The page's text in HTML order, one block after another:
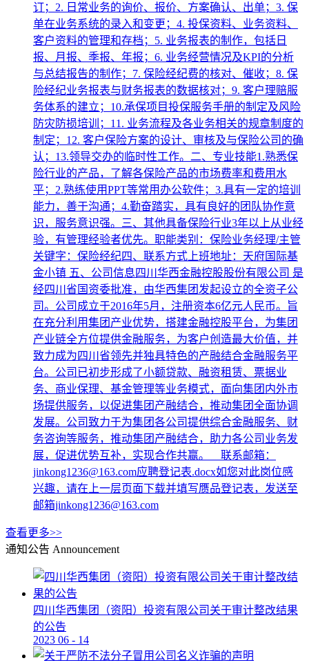
订；2. 日常业务的询价、报价、方案确认、出单；3. 保
单在业务系统的录入和变更；4. 投保资料、业务资料、
客户资料的管理和存档；5. 业务报表的制作，包括日
报、月报、季报、年报；6. 业务经营情况及KPI的分析
与总结报告的制作；7. 保险经纪费的核对、催收；8. 保
险经纪业务报表与财务报表的数据核对；9. 客户理赔服
务体系的建立；10.承保项目投保服务手册的制定及风险
防灾防损培训；11. 业务流程及各业务相关的规章制度的
制定；12. 客户保险方案的设计、审核及与保险公司的确
认；13.领导交办的临时性工作。二、专业技能1.熟悉保
险行业的产品，了解各保险产品的市场费率和费用水
平；2.熟练使用PPT等常用办公软件；3.具有一定的培训
能力，善于沟通；4.勤奋踏实，具有良好的团队协作意
识，服务意识强。三、其他具备保险行业3年以上从业经
验，有管理经验者优先。职能类别：保险业务经理/主管
关键字：保险经纪四、联系方式上班地址：天府国际基
金小镇 五、公司信息四川华西金融控股股份有限公司 是
经四川省国资委批准，由华西集团发起设立的全资子公
司。公司成立于2016年5月，注册资本6亿元人民币。旨
在充分利用集团产业优势，搭建金融控股平台，为集团
产业链全方位提供金融服务，为客户创造最大价值，并
致力成为四川省领先并独具特色的产融结合金融服务平
台。公司已初步形成了小额贷款、融资租赁、票据业
务、商业保理、基金管理等业务模式，面向集团内外市
场提供服务，以促进集团产融结合，推动集团全面协调
发展。公司致力于为集团各公司提供综合金融服务、财
务咨询等服务，推动集团产融结合，助力各公司业务发
展，促进优势互补，实现合作共赢。 联系邮箱：
jinkong1236@163.com应聘登记表.docx如您对此岗位感
兴趣，请在上一层页面下载并填写赝品登记表，发送至
邮箱jinkong1236@163.com
查看更多>>
通知公告 Announcement
四川华西集团（资阳）投资有限公司关于审计整改结果
的公告
2023 06 - 14